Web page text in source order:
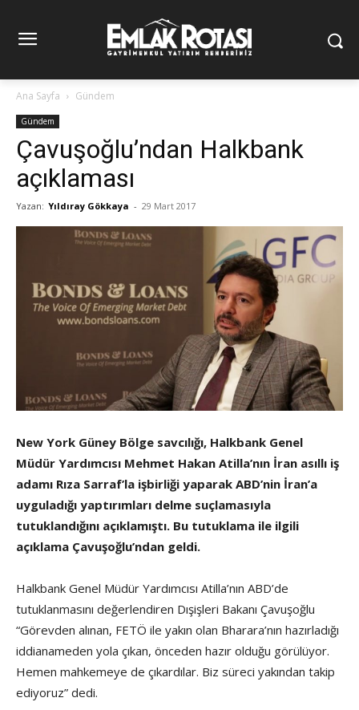
Ana Sayfa Gündem
Gündem
Çavuşoğlu’ndan Halkbank
açıklaması
Yazan: Yıldıray Gökkaya - 29 Mart 2017
New York Güney Bölge savcılığı, Halkbank Genel
Müdür Yardımcısı Mehmet Hakan Atilla’nın İran asıllı iş
adamı Rıza Sarraf’la işbirliği yaparak ABD’nin İran’a
uyguladığı yaptırımları delme suçlamasıyla
tutuklandığını açıklamıştı. Bu tutuklama ile ilgili
açıklama Çavuşoğlu’ndan geldi.
Halkbank Genel Müdür Yardımcısı Atilla’nın ABD’de
tutuklanmasını değerlendiren Dışişleri Bakanı Çavuşoğlu
“Görevden alınan, FETÖ ile yakın olan Bharara’nın hazırladığı
iddianameden yola çıkan, önceden hazır olduğu görülüyor.
Hemen mahkemeye de çıkardılar. Biz süreci yakından takip
ediyoruz” dedi.